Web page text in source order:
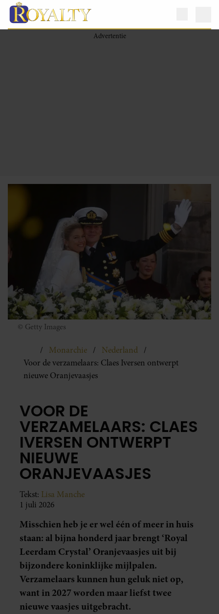
© Getty Images
Monarchie
Nederland
Voor de verzamelaars: Claes Iversen ontwerpt
nieuwe Oranjevaasjes
VOOR DE
VERZAMELAARS: CLAES
IVERSEN ONTWERPT
NIEUWE
ORANJEVAASJES
Tekst: Lisa Manche
1 juli 2026
Misschien heb je er wel één of meer in huis
staan: al bijna honderd jaar brengt ‘Royal
Leerdam Crystal’ Oranjevaasjes uit bij
bijzondere koninklijke mijlpalen.
Verzamelaars kunnen hun geluk niet op,
want in 2027 worden maar liefst twee
nieuwe vaasjes uitgebracht.